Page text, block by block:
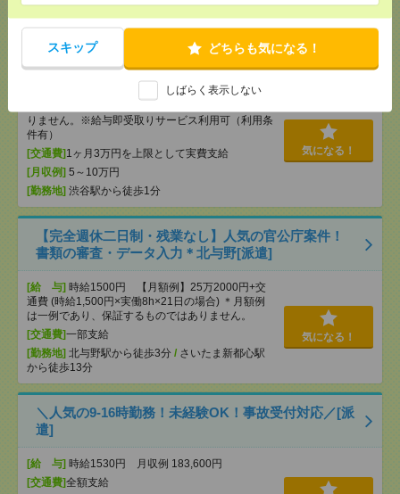
スキップ どちらも気になる！
しばらく表示しない
【電話なし】未経験OK！週3日～OK！健診センター
での健診補助のお仕事[派遣]
時給1400円 月収例 8万円 時給1400円×
りません。※給与即受取りサービス利用可（利用条
件有）
[交通費] 1ヶ月3万円を上限として実費支給
[月収例] 5～10万円
[勤務地] 渋谷駅から徒歩1分
気になる！
【完全週休二日制・残業なし】人気の官公庁案件！
書類の審査・データ入力＊北与野[派遣]
[給 与] 時給1500円 【月額例】25万2000円+交
通費 (時給1,500円×実働8h×21日の場合) ＊月額例
は一例であり、保証するものではありません。
[交通費]一部支給
[勤務地] 北与野駅から徒歩3分 / さいたま新都心駅
から徒歩13分
気になる！
＼人気の9-16時勤務！未経験OK！事故受付対応／[派
遣]
[給 与] 時給1530円 月収例 183,600円
[交通費]全額支給